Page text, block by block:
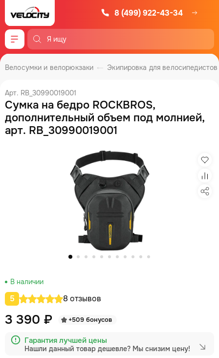
8 (499) 922-43-34
Меню
Экипировка для велосипедистов
Велосумки и велорюкзаки
Арт. RB_30990019001
Сумка на бедро ROCKBROS,
дополнительный объем под молнией,
арт. RB_30990019001
5 8 отзывов
В наличии
3 390 ₽ +509 бонусов
Гарантия лучшей цены
Нашли данный товар дешевле? Мы снизим цену!